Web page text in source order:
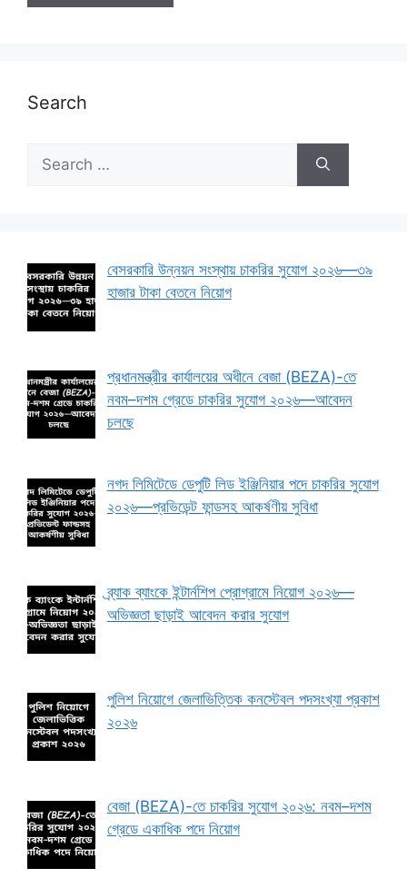
Search
for:
বেসরকারি উন্নয়ন সংস্থায় চাকরির সুযোগ ২০২৬—৩৯
হাজার টাকা বেতনে নিয়োগ
প্রধানমন্ত্রীর কার্যালয়ের অধীনে বেজা (BEZA)-তে
নবম–দশম গ্রেডে চাকরির সুযোগ ২০২৬—আবেদন
চলছে
নগদ লিমিটেডে ডেপুটি লিড ইঞ্জিনিয়ার পদে চাকরির সুযোগ
২০২৬—প্রভিডেন্ট ফান্ডসহ আকর্ষণীয় সুবিধা
ব্র্যাক ব্যাংকে ইন্টার্নশিপ প্রোগ্রামে নিয়োগ ২০২৬—
অভিজ্ঞতা ছাড়াই আবেদন করার সুযোগ
পুলিশ নিয়োগে জেলাভিত্তিক কনস্টেবল পদসংখ্যা প্রকাশ
২০২৬
বেজা (BEZA)-তে চাকরির সুযোগ ২০২৬: নবম–দশম
গ্রেডে একাধিক পদে নিয়োগ